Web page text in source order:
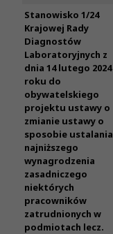
Stanowisko 1/24
Krajowej Rady
Diagnostów
Laboratoryjnych z
dnia 14 lutego 2024
roku do
obywatelskiego
projektu ustawy o
zmianie ustawy o
sposobie ustalania
najniższego
wynagrodzenia
zasadniczego
niektórych
pracowników
zatrudnionych w
podmiotach lecz.